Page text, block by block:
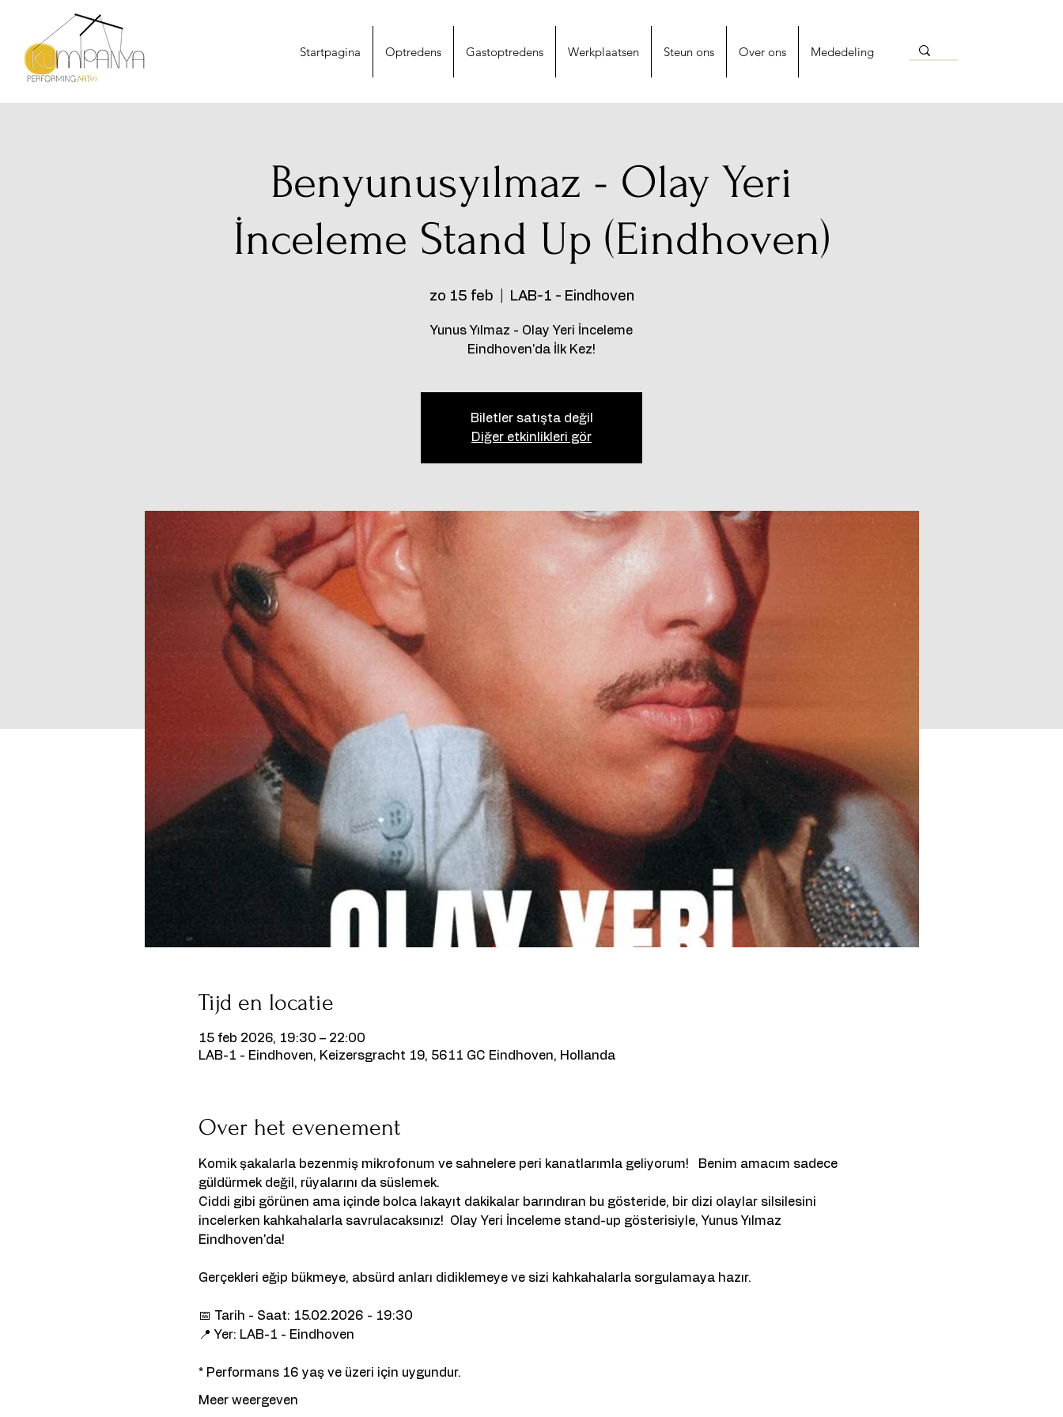
Startpagina Optredens Gastoptredens Werkplaatsen Steun ons Over ons Mededeling
Benyunusyılmaz - Olay Yeri
İnceleme Stand Up (Eindhoven)
zo 15 feb LAB-1 - Eindhoven
Yunus Yılmaz - Olay Yeri İnceleme
Eindhoven'da İlk Kez!
Biletler satışta değil
Diğer etkinlikleri gör
Tijd en locatie
15 feb 2026, 19:30 – 22:00
LAB-1 - Eindhoven, Keizersgracht 19, 5611 GC Eindhoven, Hollanda
Over het evenement
Komik şakalarla bezenmiş mikrofonum ve sahnelere peri kanatlarımla geliyorum!   Benim amacım sadece
güldürmek değil, rüyalarını da süslemek.
Ciddi gibi görünen ama içinde bolca lakayıt dakikalar barındıran bu gösteride, bir dizi olaylar silsilesini
incelerken kahkahalarla savrulacaksınız!  Olay Yeri İnceleme stand-up gösterisiyle, Yunus Yılmaz
Eindhoven'da!
Gerçekleri eğip bükmeye, absürd anları didiklemeye ve sizi kahkahalarla sorgulamaya hazır.
📅 Tarih - Saat: 15.02.2026 - 19:30
📍 Yer: LAB-1 - Eindhoven
* Performans 16 yaş ve üzeri için uygundur.
Meer weergeven